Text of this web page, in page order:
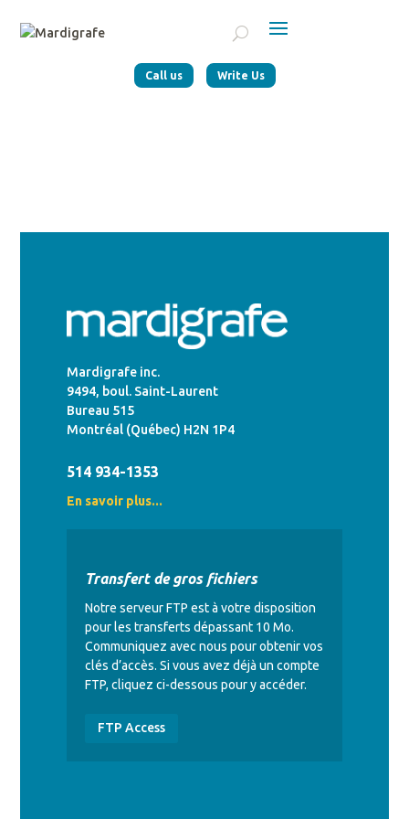
Call us Write Us
Mardigrafe inc.
9494, boul. Saint-Laurent
Bureau 515
Montréal (Québec) H2N 1P4
514 934-1353
En savoir plus...
Transfert de gros fichiers
Notre serveur FTP est à votre disposition
pour les transferts dépassant 10 Mo.
Communiquez avec nous pour obtenir vos
clés d’accès. Si vous avez déjà un compte
FTP, cliquez ci-dessous pour y accéder.
FTP Access